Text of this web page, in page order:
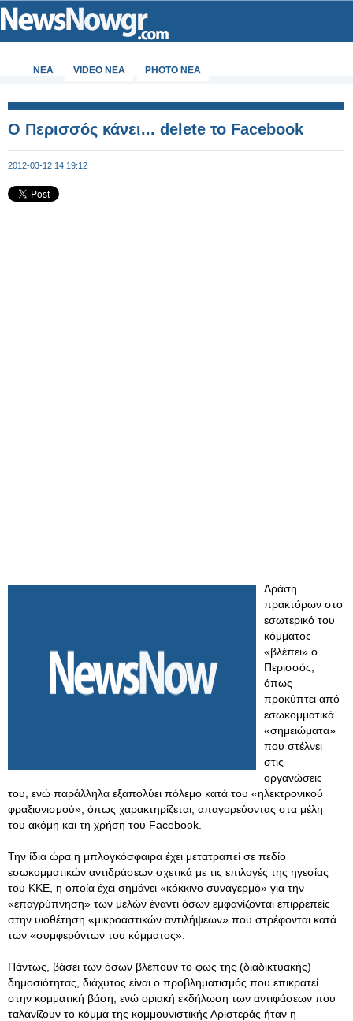
ΝΕΑ VIDEO NEA PHOTO NEA
Ο Περισσός κάνει... delete το Facebook
2012-03-12 14:19:12
Δράση
πρακτόρων στο
εσωτερικό του
κόμματος
«βλέπει» ο
Περισσός,
όπως
προκύπτει από
εσωκομματικά
«σημειώματα»
που στέλνει
στις
οργανώσεις
του, ενώ παράλληλα εξαπολύει πόλεμο κατά του «ηλεκτρονικού
φραξιονισμού», όπως χαρακτηρίζεται, απαγορεύοντας στα μέλη
του ακόμη και τη χρήση του Facebook.
Την ίδια ώρα η μπλογκόσφαιρα έχει μετατραπεί σε πεδίο
εσωκομματικών αντιδράσεων σχετικά με τις επιλογές της ηγεσίας
του ΚΚΕ, η οποία έχει σημάνει «κόκκινο συναγερμό» για την
«επαγρύπνηση» των μελών έναντι όσων εμφανίζονται επιρρεπείς
στην υιοθέτηση «μικροαστικών αντιλήψεων» που στρέφονται κατά
των «συμφερόντων του κόμματος».
Πάντως, βάσει των όσων βλέπουν το φως της (διαδικτυακής)
δημοσιότητας, διάχυτος είναι ο προβληματισμός που επικρατεί
στην κομματική βάση, ενώ οριακή εκδήλωση των αντιφάσεων που
ταλανίζουν το κόμμα της κομμουνιστικής Αριστεράς ήταν η